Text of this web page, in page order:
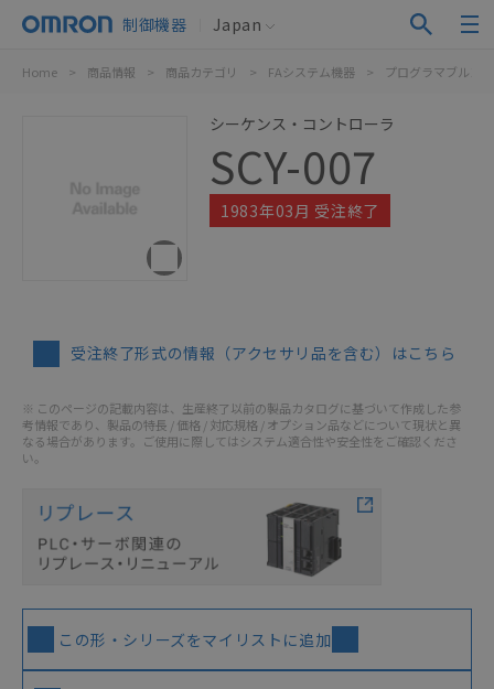
制御機器 Japan
Home > 商品情報 > 商品カテゴリ > FAシステム機器 > プログラマブルコ
シーケンス・コントローラ
SCY-007
1983年03月 受注終了
受注終了形式の情報（アクセサリ品を含む）はこちら
※ このページの記載内容は、生産終了以前の製品カタログに基づいて作成した参
考情報であり、製品の特長 / 価格 / 対応規格 / オプション品などについて現状と異
なる場合があります。ご使用に際してはシステム適合性や安全性をご確認くださ
い。
この形・シリーズをマイリストに追加